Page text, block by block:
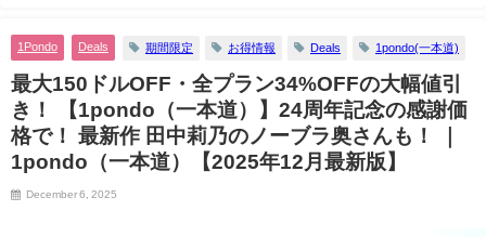
1Pondo
Deals 期間限定 お得情報 Deals 1pondo(一本道)
最大150ドルOFF・全プラン34%OFFの大幅値引
き！ 【1pondo（一本道）】24周年記念の感謝価
格で！ 最新作 田中莉乃のノーブラ奥さんも！ ｜
1pondo（一本道）【2025年12月最新版】
December 6, 2025